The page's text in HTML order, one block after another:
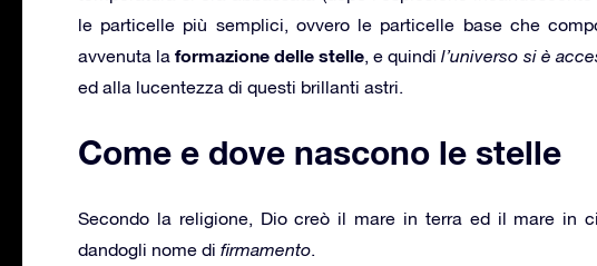
le particelle più semplici, ovvero le particelle base che
avvenuta laformazione delle stelle, e quindil’universo si è
ed alla lucentezza di questi brillanti astri.
Come e dove nascono le stelle
Secondo la religione, Dio creò il mare in terra ed il mare in
dandogli nome di firmamento.